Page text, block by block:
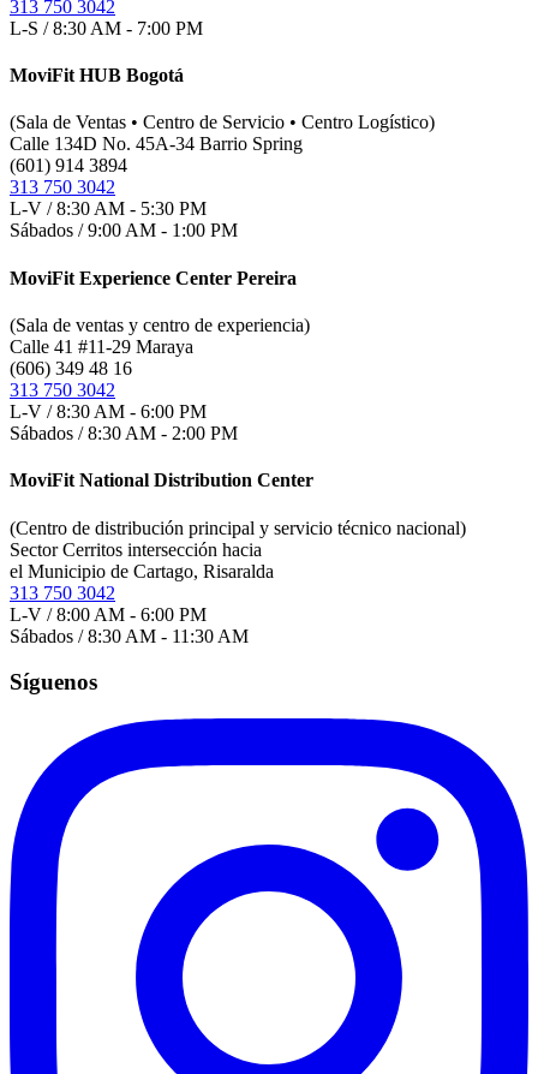
313 750 3042
L-S / 8:30 AM - 7:00 PM
MoviFit HUB Bogotá
(Sala de Ventas • Centro de Servicio • Centro Logístico)
Calle 134D No. 45A-34 Barrio Spring
(601) 914 3894
313 750 3042
L-V / 8:30 AM - 5:30 PM
Sábados / 9:00 AM - 1:00 PM
MoviFit Experience Center Pereira
(Sala de ventas y centro de experiencia)
Calle 41 #11-29 Maraya
(606) 349 48 16
313 750 3042
L-V / 8:30 AM - 6:00 PM
Sábados / 8:30 AM - 2:00 PM
MoviFit National Distribution Center
(Centro de distribución principal y servicio técnico nacional)
Sector Cerritos intersección hacia
el Municipio de Cartago, Risaralda
313 750 3042
L-V / 8:00 AM - 6:00 PM
Sábados / 8:30 AM - 11:30 AM
Síguenos